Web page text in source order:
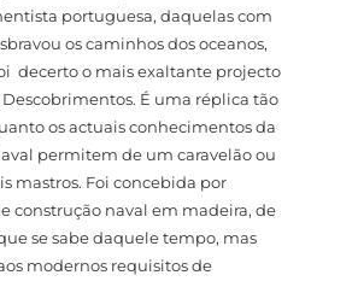
portuguesa, daquelas com
os caminhos dos oceanos,
decerto o mais exaltante projecto
É uma réplica tão
os actuais conhecimentos da
permitem de um caravelão ou
mastros. Foi concebida por
construção naval em madeira, de
se sabe daquele tempo, mas
modernos requisitos de